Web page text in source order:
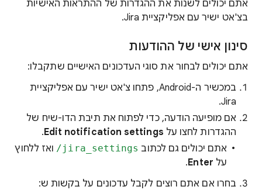
אתם יכולים לשנות את ההגדרות של ההתראות האישיות
בצ'אט ישיר עם אפליקציית Jira.
סינון אישי של ההודעות
אתם יכולים לבחור את סוגי העדכונים האישיים שתקבלו:
במכשיר ה-Android, פתחו צ'אט ישיר עם אפליקציית
Jira.
אם מופיעה הודעה, כדי לפתוח את תיבת הדו-שיח של
ההגדרות לחצו על Edit notification settings
.
אתם יכולים גם לכתוב ‎/jira_settings ואז ללחוץ
על Enter
.
בחרו אם אתם רוצים לקבל עדכונים על בקשות ש: